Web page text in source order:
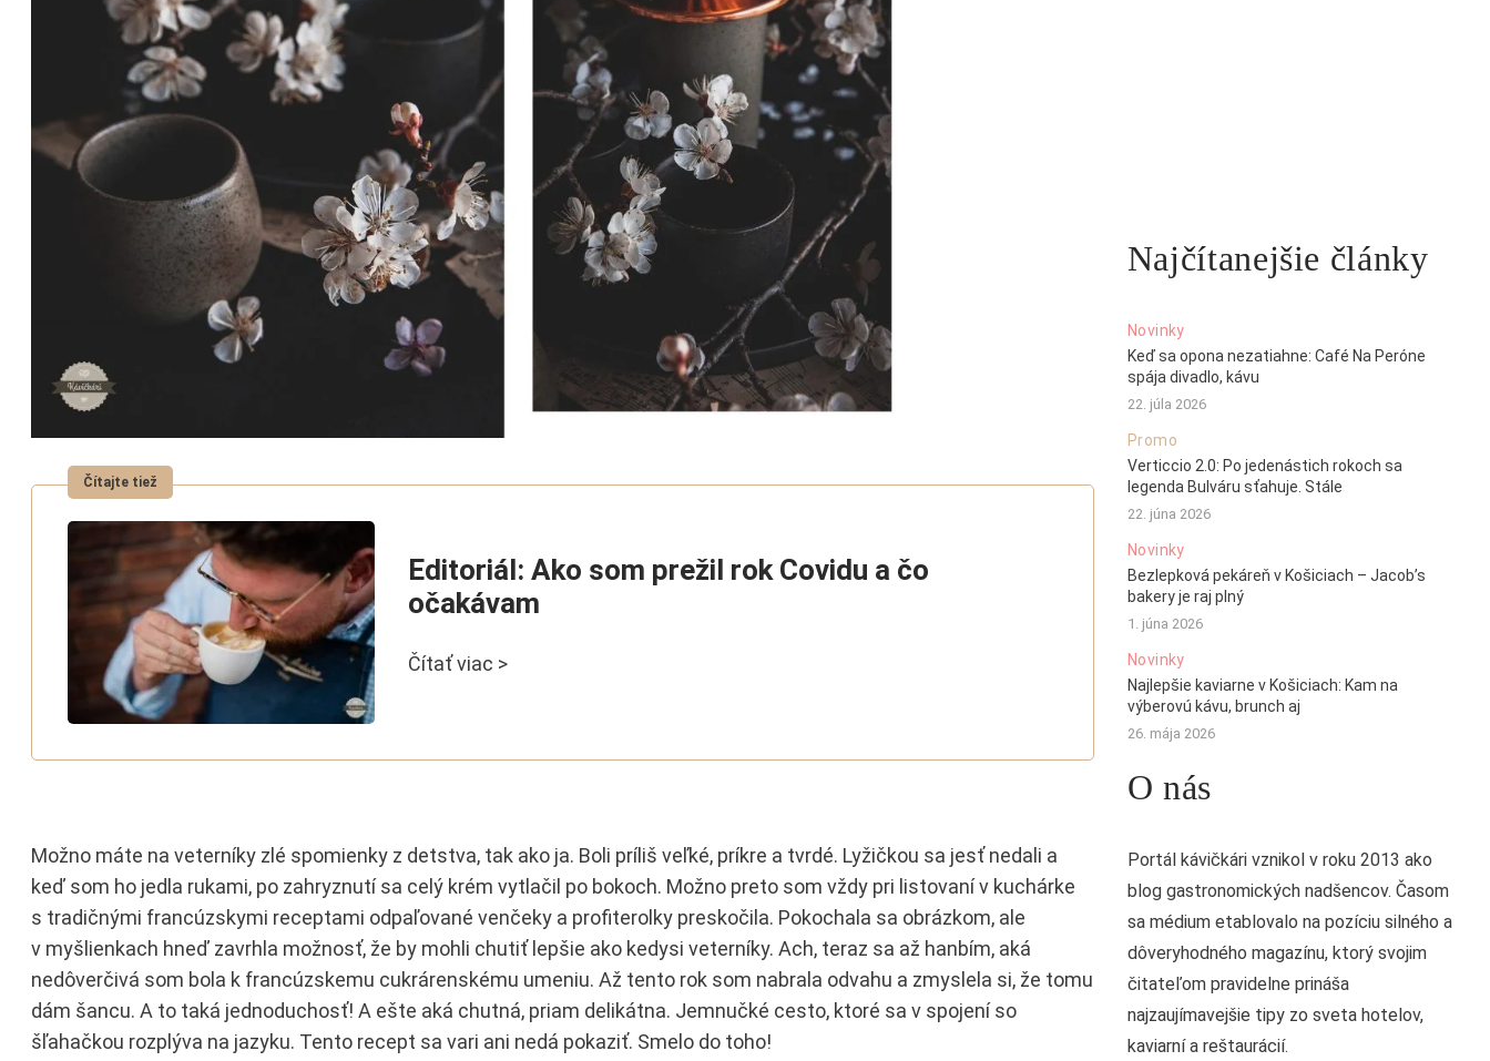
Editoriál: Ako som prežil rok Covidu a čo
očakávam
Čítať viac >
Možno máte na veterníky zlé spomienky z detstva, tak ako ja. Boli príliš veľké, príkre a tvrdé. Lyžičkou sa jesť nedali a
keď som ho jedla rukami, po zahryznutí sa celý krém vytlačil po bokoch. Možno preto som vždy pri listovaní v kuchárke
s tradičnými francúzskymi receptami odpaľované venčeky a profiterolky preskočila. Pokochala sa obrázkom, ale
v myšlienkach hneď zavrhla možnosť, že by mohli chutiť lepšie ako kedysi veterníky. Ach, teraz sa až hanbím, aká
nedôverčivá som bola k francúzskemu cukrárenskému umeniu. Až tento rok som nabrala odvahu a zmyslela si, že tomu
dám šancu. A to taká jednoduchosť! A ešte aká chutná, priam delikátna. Jemnučké cesto, ktoré sa v spojení so
šľahačkou rozplýva na jazyku. Tento recept sa vari ani nedá pokaziť. Smelo do toho!
Najčítanejšie články
Novinky
Keď sa opona nezatiahne: Café Na Peróne
spája divadlo, kávu
22. júla 2026
Promo
Verticcio 2.0: Po jedenástich rokoch sa
legenda Bulváru sťahuje. Stále
22. júna 2026
Novinky
Bezlepková pekáreň v Košiciach – Jacob’s
bakery je raj plný
1. júna 2026
Novinky
Najlepšie kaviarne v Košiciach: Kam na
výberovú kávu, brunch aj
26. mája 2026
O nás
Portál kávičkári vznikol v roku 2013 ako
blog gastronomických nadšencov. Časom
sa médium etablovalo na pozíciu silného a
dôveryhodného magazínu, ktorý svojim
čitateľom pravidelne prináša
najzaujímavejšie tipy zo sveta hotelov,
kaviarní a reštaurácií.